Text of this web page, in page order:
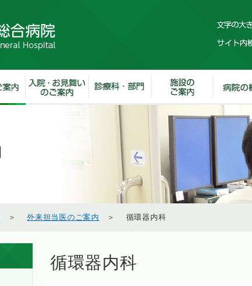
＞外来担当医のご案内 ＞ 循環器内科
循環器内科